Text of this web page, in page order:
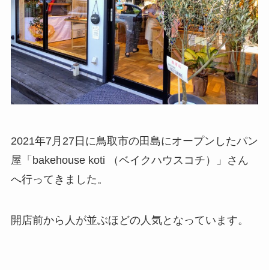
2021年7月27日に鳥取市の田島にオープンしたパン
屋「bakehouse koti （ベイクハウスコチ）」さん
へ行ってきました。
開店前から人が並ぶほどの人気となっています。